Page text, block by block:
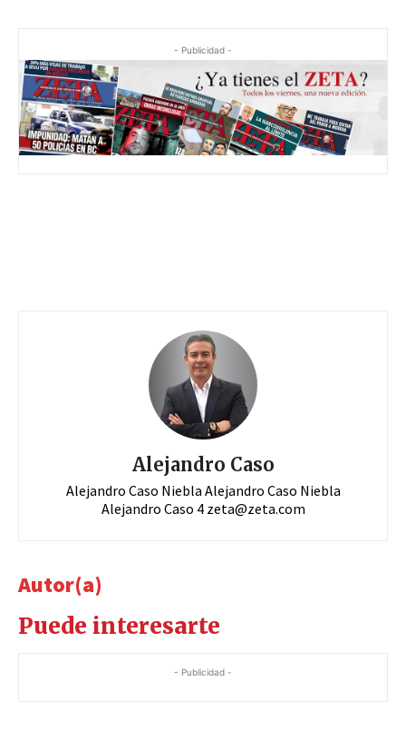
- Publicidad -
Alejandro Caso
Alejandro Caso Niebla Alejandro Caso Niebla
Alejandro Caso 4 zeta@zeta.com
Autor(a)
Puede interesarte
- Publicidad -